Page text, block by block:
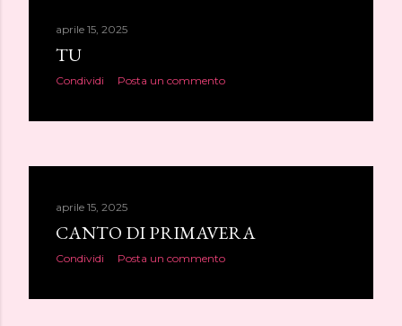
aprile 15, 2025
TU
Condividi Posta un commento
aprile 15, 2025
CANTO DI PRIMAVERA
Condividi Posta un commento